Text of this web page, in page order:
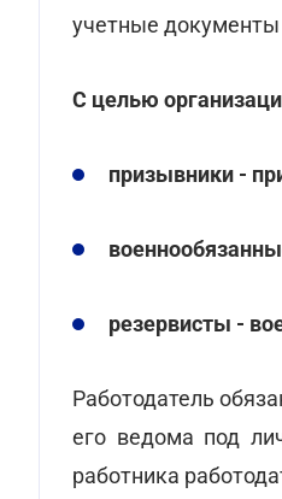
учетные документы
С целью
призывники -
резервисты -
Работодатель
его ведома под
работника